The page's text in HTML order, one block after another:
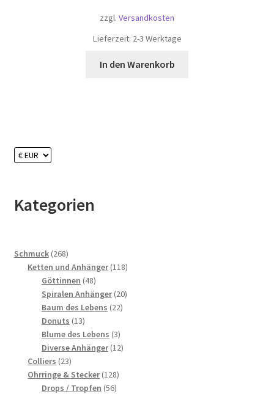
zzgl. Versandkosten
Lieferzeit: 2-3 Werktage
In den Warenkorb
Kategorien
Schmuck 268268
Produkte
Ketten und Anhänger 118118
Göttinnen 4848
Produkte
Spiralen Anhänger 2020
Baum des Lebens 2222
Donuts 1313
Produkte
Blume des Lebens 33
Produkte
Diverse Anhänger 1212
Colliers 2323
Produkte
Ohrringe & Stecker 128128
Drops / Tropfen 5656